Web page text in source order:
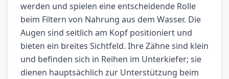
werden und spielen eine entscheidende Rolle
beim Filtern von Nahrung aus dem Wasser. Die
Augen sind seitlich am Kopf positioniert und
bieten ein breites Sichtfeld. Ihre Zähne sind klein
und befinden sich in Reihen im Unterkiefer; sie
dienen hauptsächlich zur Unterstützung beim